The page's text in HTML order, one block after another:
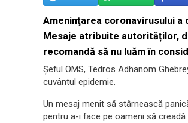
Ameninţarea coronavirusului
Mesaje atribuite autorităților,
recomandă să nu luăm în
Șeful OMS, Tedros Adhanom
cuvântul epidemie.
Un mesaj menit să stârnească
pentru a-i face pe oameni să